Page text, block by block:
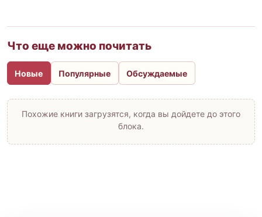
Что еще можно почитать
Новые Популярные Обсуждаемые
Похожие книги загрузятся, когда вы дойдете до этого
блока.